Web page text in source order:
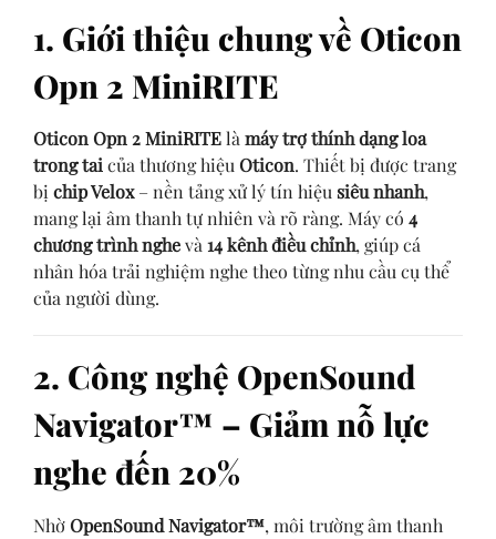
1. Giới thiệu chung về Oticon
Opn 2 MiniRITE
Oticon Opn 2 MiniRITElàmáy trợ thính dạng loa
trong taicủa thương hiệuOticon. Thiết bị được trang
bịchip Velox– nền tảng xử lý tín hiệu siêu nhanh,
mang lại âm thanh tự nhiên và rõ ràng. Máy có 4
chương trình nghevà14 kênh điều chỉnh, giúp cá
nhân hóa trải nghiệm nghe theo từng nhu cầu cụ thể
của người dùng.
2. Công nghệ OpenSound
Navigator™ – Giảm nỗ lực
nghe đến 20%
NhờOpenSound Navigator™, môi trường âm thanh